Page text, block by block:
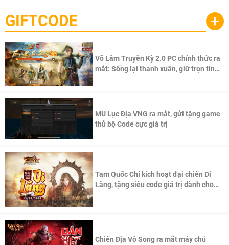
cầu, theo giấy phép chính thức từ công ty game Nhật Bản
Pocketpair, Inc.
GIFTCODE +
Võ Lâm Truyền Kỳ 2.0 PC chính thức ra
mắt: Sống lại thanh xuân, giữ trọn tinh
MU Lục Địa VNG ra mắt, gửi tặng game
thủ bộ Code cực giá trị
Tam Quốc Chí kích hoạt đại chiến Di
Lăng, tặng siêu code giá trị dành cho
Chiến Địa Vô Song ra mắt máy chủ